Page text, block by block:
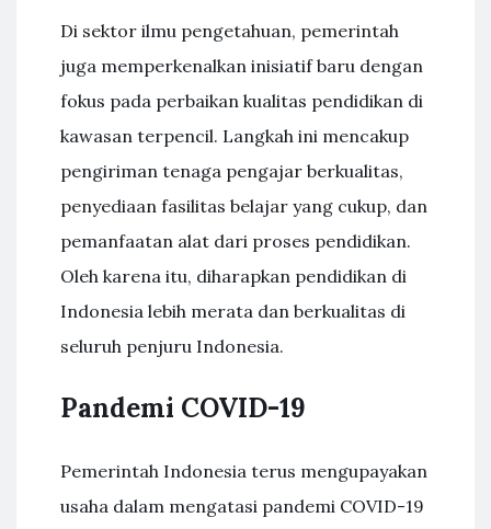
Di sektor ilmu pengetahuan, pemerintah
juga memperkenalkan inisiatif baru dengan
fokus pada perbaikan kualitas pendidikan di
kawasan terpencil. Langkah ini mencakup
pengiriman tenaga pengajar berkualitas,
penyediaan fasilitas belajar yang cukup, dan
pemanfaatan alat dari proses pendidikan.
Oleh karena itu, diharapkan pendidikan di
Indonesia lebih merata dan berkualitas di
seluruh penjuru Indonesia.
Pandemi COVID-19
Pemerintah Indonesia terus mengupayakan
usaha dalam mengatasi pandemi COVID-19